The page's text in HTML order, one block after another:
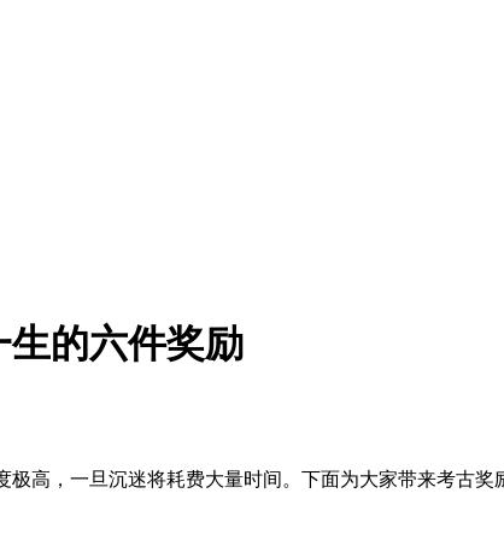
的六件奖励
高，一旦沉迷将耗费大量时间。下面为大家带来考古奖